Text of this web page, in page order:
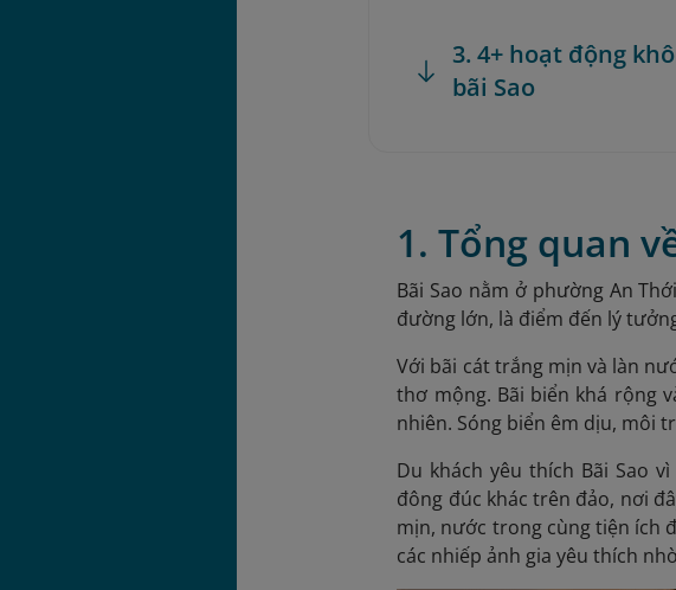
3. 4+ hoạt động
bãi Sao
1. Tổng quan
Bãi Sao nằm ở phường An
đường lớn, là điểm đến lý
Với bãi cát trắng mịn và làn
thơ mộng. Bãi biển khá rộng
nhiên. Sóng biển êm dịu, môi
Du khách yêu thích Bãi Sao
đông đúc khác trên đảo, nơi
mịn, nước trong cùng tiện ích
các nhiếp ảnh gia yêu thích